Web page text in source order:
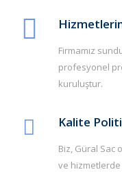
Firmamız
profesyonel
kuruluştur.
Kalite
Biz, Güral Sac
ve